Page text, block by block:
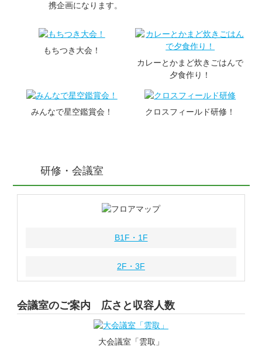
携企画になります。
もちつき大会！
カレーとかまど炊きごはんで
夕食作り！
みんなで星空鑑賞会！ クロスフィールド研修！
研修・会議室
B1F・1F
2F・3F
会議室のご案内 広さと収容人数
大会議室「雲取」